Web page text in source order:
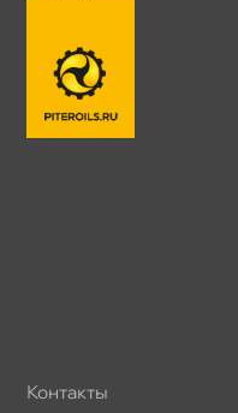
Контакты